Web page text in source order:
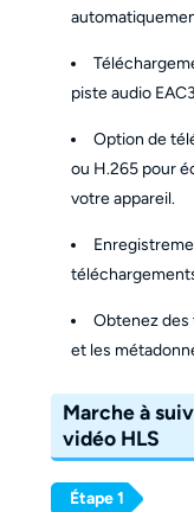
piste audio
Option de
ou H.265 pour
votre appareil.
Obtenez
et les
Marche à
vidéo HLS
Étape 1